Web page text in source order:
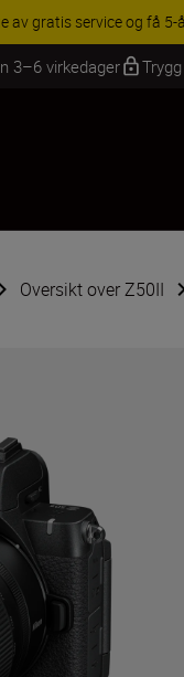
service og få 5-års
3–6 virkedager
Oversikt over Z50II